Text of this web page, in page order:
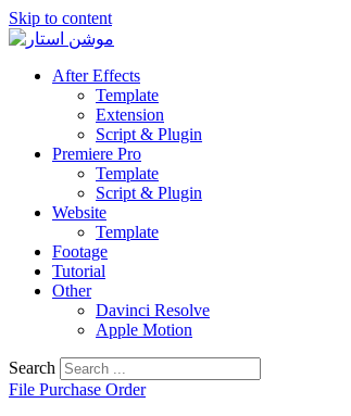
Skip to content
After Effects
Template
Extension
Script & Plugin
Premiere Pro
Template
Script & Plugin
Website
Template
Footage
Tutorial
Other
Davinci Resolve
Apple Motion
Search
File Purchase Order